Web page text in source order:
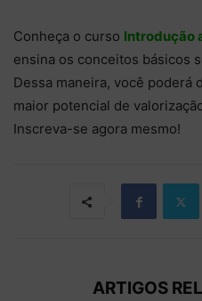
Conheça o curso Introdução
ensina os conceitos básicos
Dessa maneira, você poderá
maior potencial de
Inscreva-se agora mesmo!
ARTIGOS